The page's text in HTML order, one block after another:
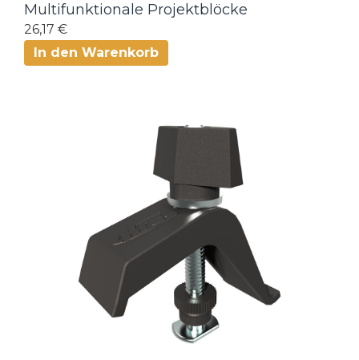
Multifunktionale Projektblöcke
26,17 €
In den Warenkorb